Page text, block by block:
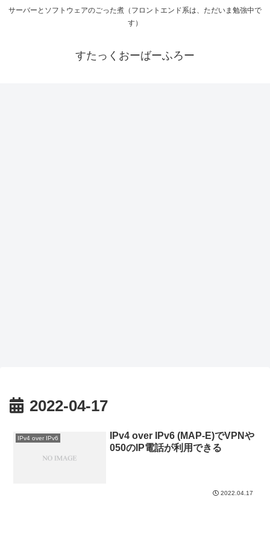
サーバーとソフトウェアのごった煮（フロントエンド系は、ただいま勉強中で
す）
すたっくおーばーふろー
2022-04-17
IPv4 over IPv6
IPv4 over IPv6 (MAP-E)でVPNや
050のIP電話が利用できる
2022.04.17